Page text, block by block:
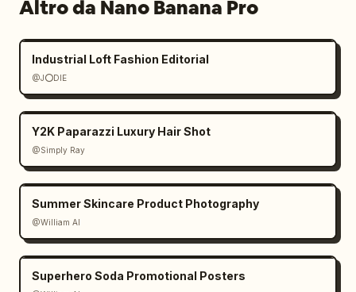
Altro da Nano Banana Pro
Industrial Loft Fashion Editorial
@J⭕DIE
Y2K Paparazzi Luxury Hair Shot
@Simply Ray
Summer Skincare Product Photography
@William AI
Superhero Soda Promotional Posters